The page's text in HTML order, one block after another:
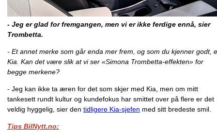
- Jeg er glad for fremgangen, men vi er ikke ferdige ennå, sier
Trombetta.
- Et annet merke som går enda mer frem, og som du kjenner godt,
Kia. Kan det være slik at vi ser «Simona Trombetta-effekten» for
begge merkene?
- Jeg kan ikke ta æren for det som skjer med Kia, men om mitt
tankesett rundt kultur og kundefokus har smittet over på flere er det
veldig hyggelig, sier den tidligere Kia-sjefen med sitt bredeste smil.
Tips BilNytt.no: